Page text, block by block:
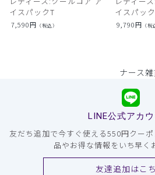
イスパックT
7,590円 （税込）
イスパッ
9,790円 （税
ナース
LINE公式アカ
友だち追加で今すぐ使える550円クー
品やお得な情報をいち早く
友達追加はこ